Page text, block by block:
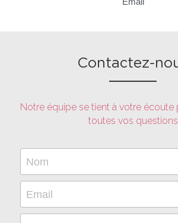
Contactez-
Notre équipe se tient à votre écoute
toutes vos questions
Nom
Email